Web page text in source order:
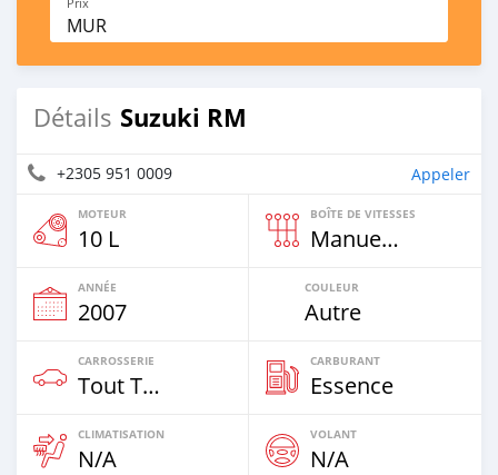
MUR
Détails Suzuki RM
+2305 951 0009 Appeler
MOTEUR
10 L
BOÎTE DE VITESSES
Manuelle
ANNÉE
2007
COULEUR
Autre
CARROSSERIE
Tout Terrain
CARBURANT
Essence
CLIMATISATION
N/A
VOLANT
N/A